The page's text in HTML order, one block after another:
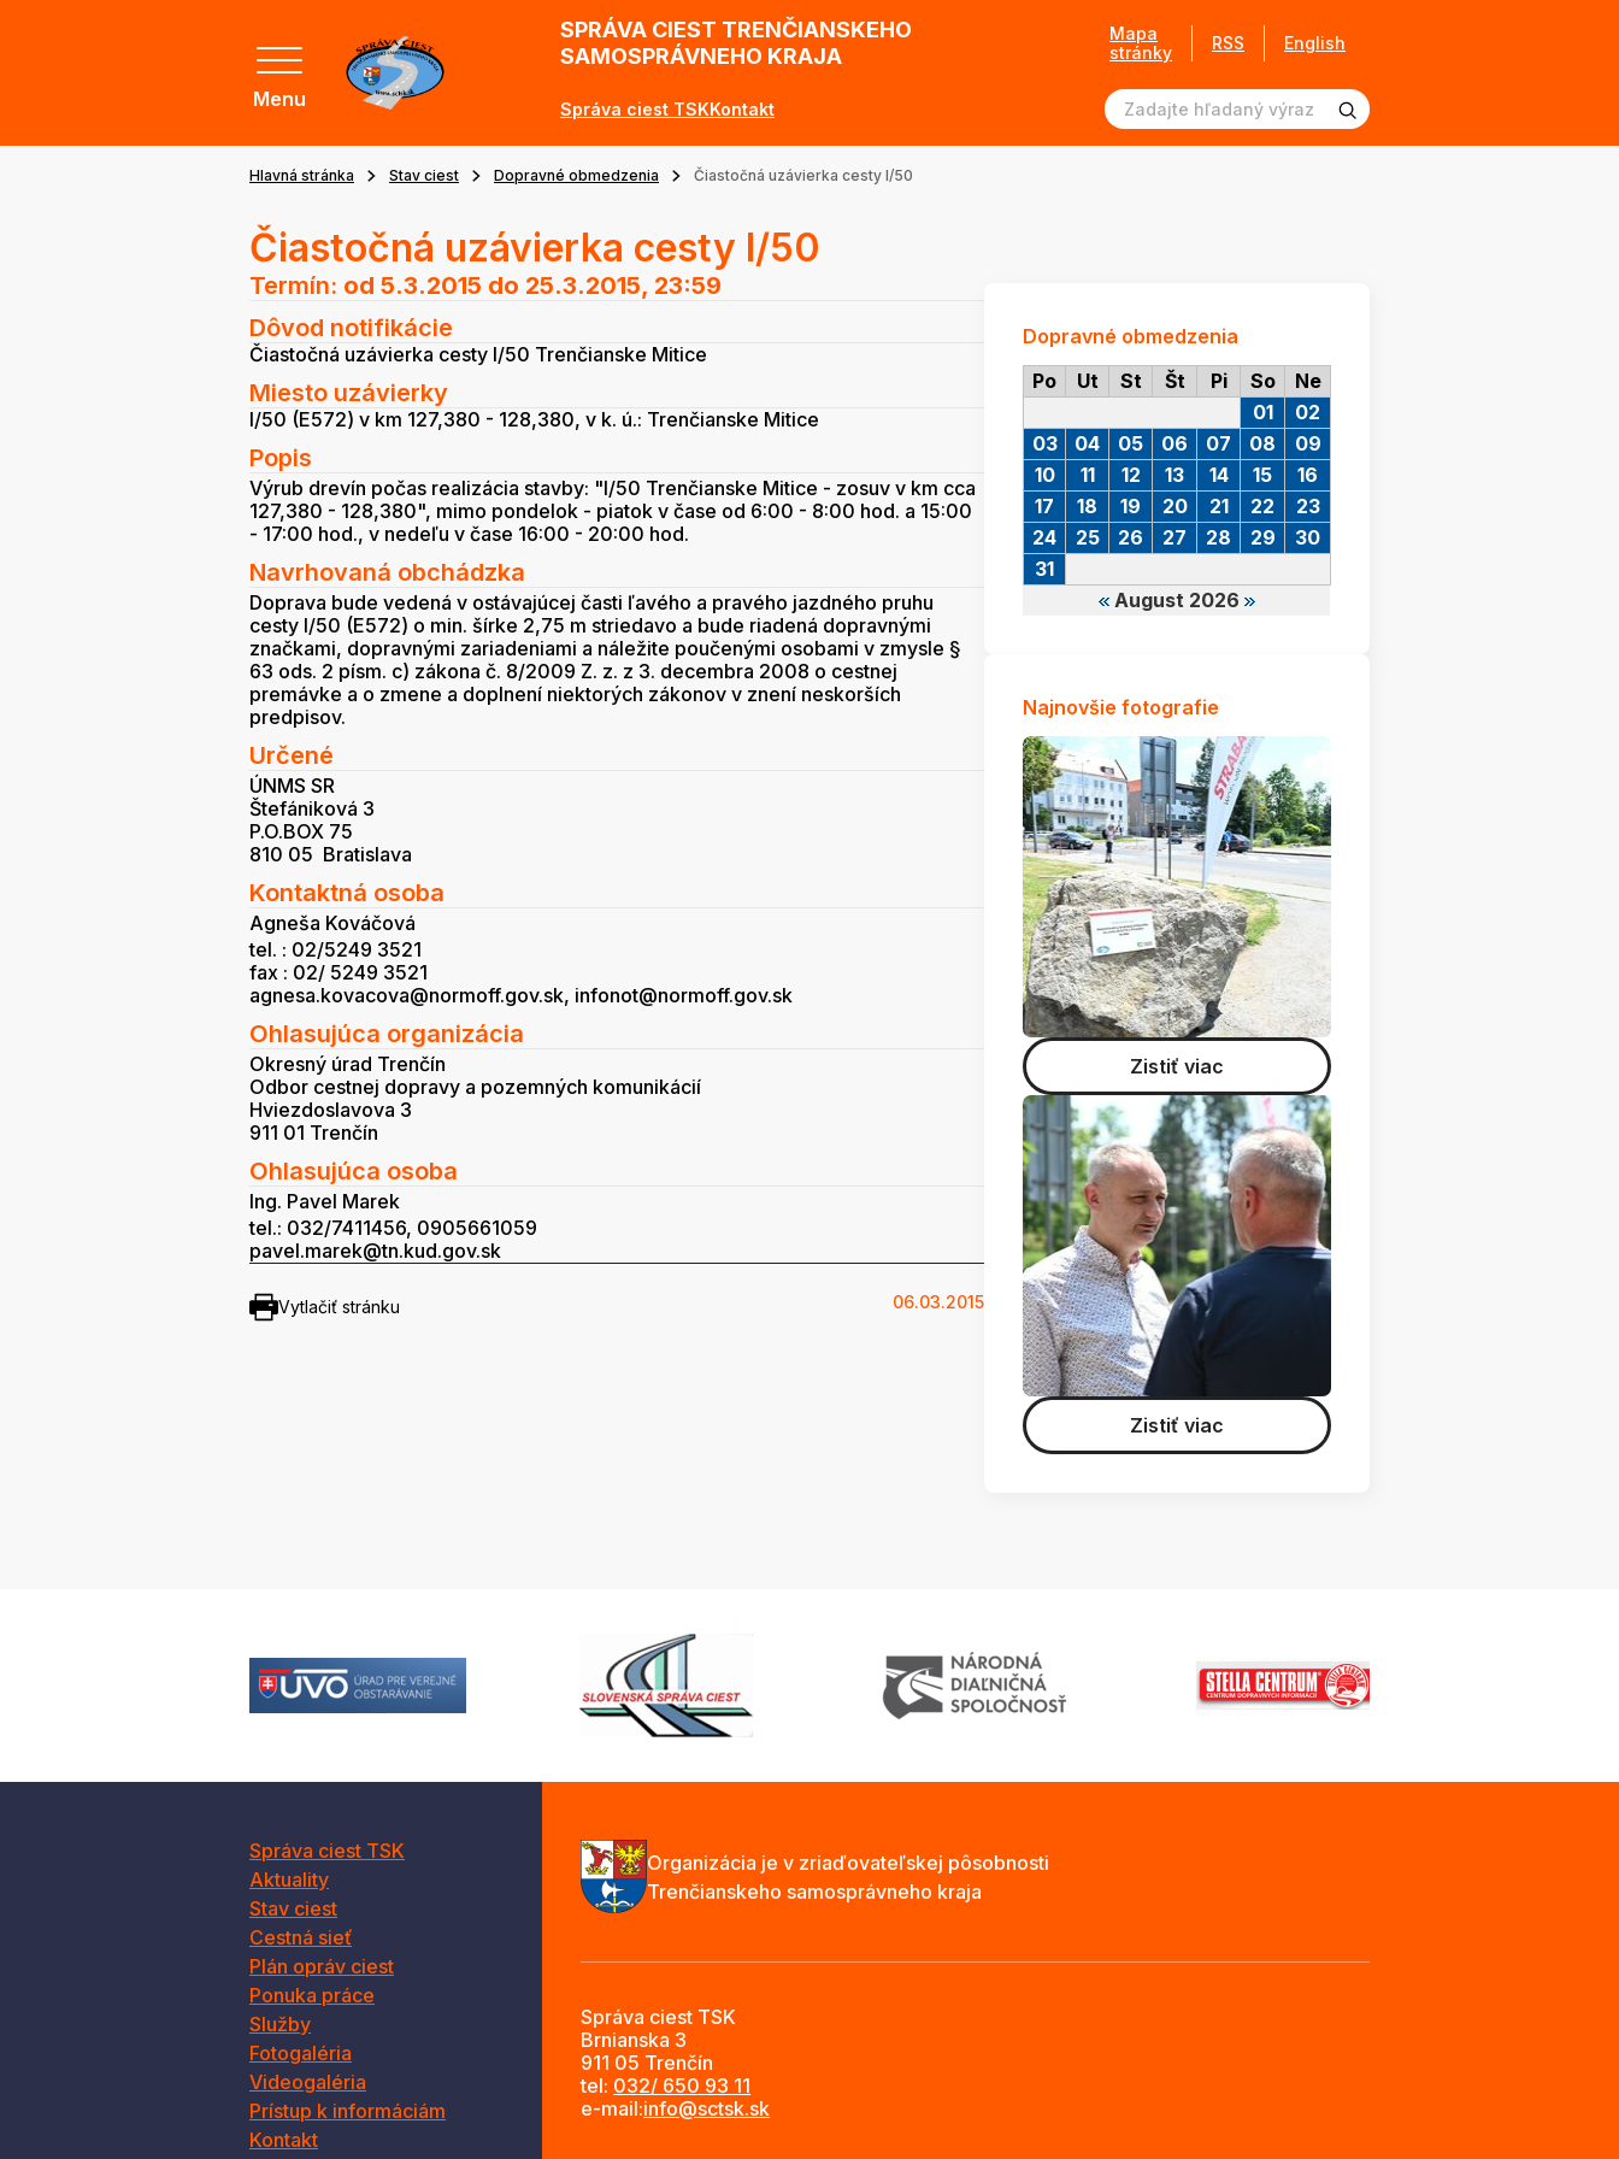
Menu
SPRÁVA CIEST TRENČIANSKEHO
SAMOSPRÁVNEHO KRAJA
Správa ciest TSKKontakt
Mapa
stránky
RSS English
Hlavná stránka Stav ciest Dopravné obmedzenia Čiastočná uzávierka cesty I/50
Čiastočná uzávierka cesty I/50
Termín: od 5.3.2015 do 25.3.2015, 23:59
Dôvod notifikácie
Čiastočná uzávierka cesty I/50 Trenčianske Mitice
Miesto uzávierky
I/50 (E572) v km 127,380 - 128,380, v k. ú.: Trenčianske Mitice
Popis
Výrub drevín počas realizácia stavby: "I/50 Trenčianske Mitice - zosuv v km cca
127,380 - 128,380", mimo pondelok - piatok v čase od 6:00 - 8:00 hod. a 15:00
- 17:00 hod., v nedeľu v čase 16:00 - 20:00 hod.
Navrhovaná obchádzka
Doprava bude vedená v ostávajúcej časti ľavého a pravého jazdného pruhu
cesty I/50 (E572) o min. šírke 2,75 m striedavo a bude riadená dopravnými
značkami, dopravnými zariadeniami a náležite poučenými osobami v zmysle §
63 ods. 2 písm. c) zákona č. 8/2009 Z. z. z 3. decembra 2008 o cestnej
premávke a o zmene a doplnení niektorých zákonov v znení neskorších
predpisov.
Určené
ÚNMS SR
Štefániková 3
P.O.BOX 75
810 05 Bratislava
Kontaktná osoba
Agneša Kováčová
tel. : 02/5249 3521
fax : 02/ 5249 3521
agnesa.kovacova@normoff.gov.sk, infonot@normoff.gov.sk
Ohlasujúca organizácia
Okresný úrad Trenčín
Odbor cestnej dopravy a pozemných komunikácií
Hviezdoslavova 3
911 01 Trenčín
Ohlasujúca osoba
Ing. Pavel Marek
tel.: 032/7411456, 0905661059
pavel.marek@tn.kud.gov.sk
Vytlačiť stránku 06.03.2015
Dopravné obmedzenia
Po
Ut St Št Pi So Ne
August 2026
01
02
03
04 05 06 07 08
09
10
11 12 13 14 15
16
17
18 19 20 21 22
23
24
25 26 27 28 29
30
31
Najnovšie fotografie
Zistiť viac
Zistiť viac
Správa ciest TSK
Aktuality
Stav ciest
Cestná sieť
Plán opráv ciest
Ponuka práce
Služby
Fotogaléria
Videogaléria
Prístup k informáciám
Kontakt
Organizácia je v zriaďovateľskej pôsobnosti
Trenčianskeho samosprávneho kraja
Správa ciest TSK
Brnianska 3
911 05 Trenčín
tel: 032/ 650 93 11
e-mail:info@sctsk.sk